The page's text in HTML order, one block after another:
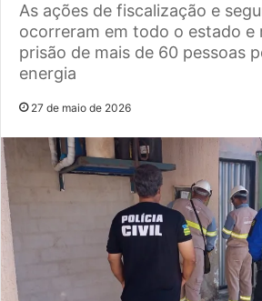
As ações de fiscalização e
ocorreram em todo o estado e
prisão de mais de 60 pessoas
energia
27 de maio de 2026